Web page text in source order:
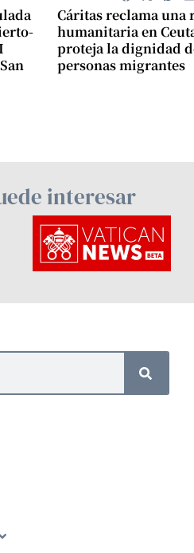
Cáritas reclama una
humanitaria en
proteja la dignidad
personas migrantes
interesar